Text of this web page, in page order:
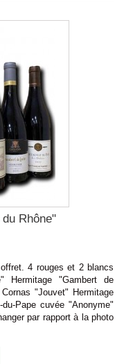
Rhône"
4 rouges et 2 blancs
Hermitage "Gambert de
"Jouvet" Hermitage
Pape cuvée "Anonyme"
par rapport à la photo